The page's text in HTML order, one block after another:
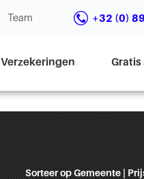
Team +32 (0)
Verzekeringen
Sorteer opGemeente|